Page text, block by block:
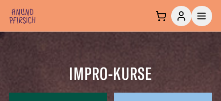
Zum Inhalt springen
IMPRO-KURSE